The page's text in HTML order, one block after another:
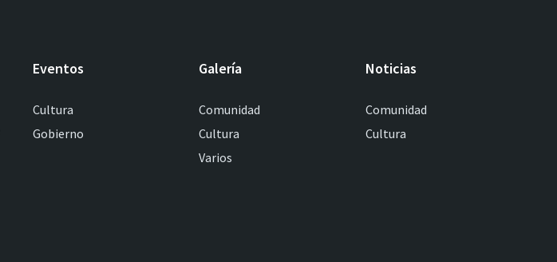
Eventos
Cultura
Gobierno
Galería
Comunidad
Cultura
Varios
Noticias
Comunidad
Cultura